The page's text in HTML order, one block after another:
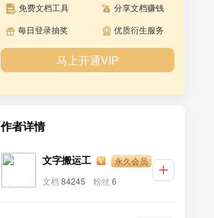
免费文档工具
分享文档赚钱
每日登录抽奖
优质衍生服务
马上开通VIP
作者详情
文字搬运工
永久会员
文档 84245 粉丝 6